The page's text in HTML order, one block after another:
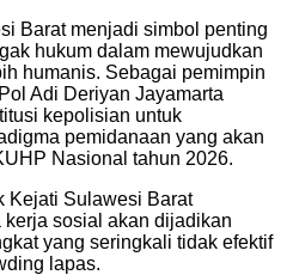
Barat menjadi simbol penting
hukum dalam mewujudkan
humanis. Sebagai pemimpin
Adi Deriyan Jayamarta
kepolisian untuk
pemidanaan yang akan
Nasional tahun 2026.
Kejati Sulawesi Barat
sosial akan dijadikan
yang seringkali tidak efektif
lapas.